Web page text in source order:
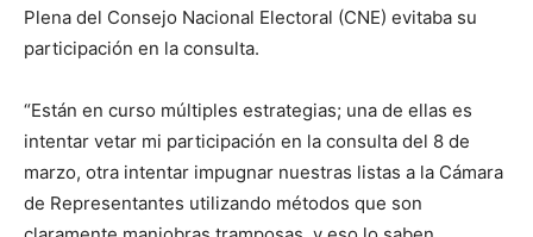
Plena del Consejo Nacional Electoral (CNE) evitaba su
participación en la consulta.
“Están en curso múltiples estrategias; una de ellas es
intentar vetar mi participación en la consulta del 8 de
marzo, otra intentar impugnar nuestras listas a la Cámara
de Representantes utilizando métodos que son